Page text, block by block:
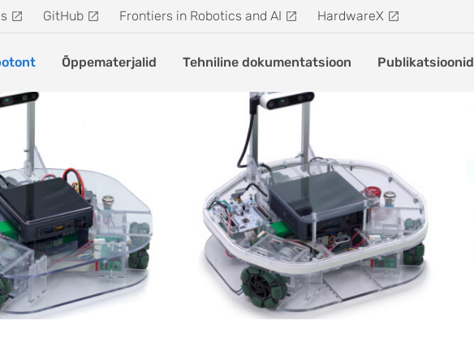
GitHub Frontiers in Robotics and AI HardwareX
Õppematerjalid Tehniline dokumentatsioon Publikatsioonid